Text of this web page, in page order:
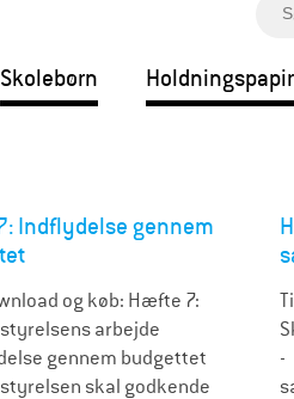
S
Skolebørn
Indflydelse gennem
og køb: Hæfte 7:
arbejde
gennem budgettet
skal godkende
-